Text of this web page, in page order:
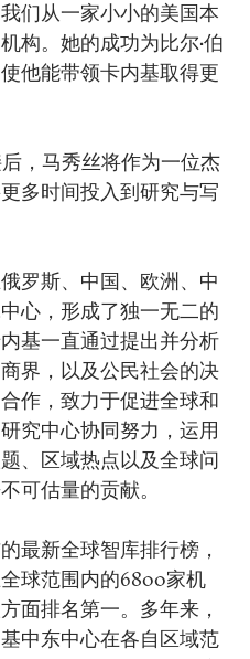
们从一家小小的美国本
构。她的成功为比尔•伯
他能带领卡内基取得更
，马秀丝将作为一位杰
多时间投入到研究与写
罗斯、中国、欧洲、中
心，形成了独一无二的
基一直通过提出并分析
界，以及公民社会的决
作，致力于促进全球和
究中心协同努力，运用
、区域热点以及全球问
可估量的贡献。
最新全球智库排行榜，
球范围内的6800家机
面排名第一。多年来，
中东中心在各自区域范